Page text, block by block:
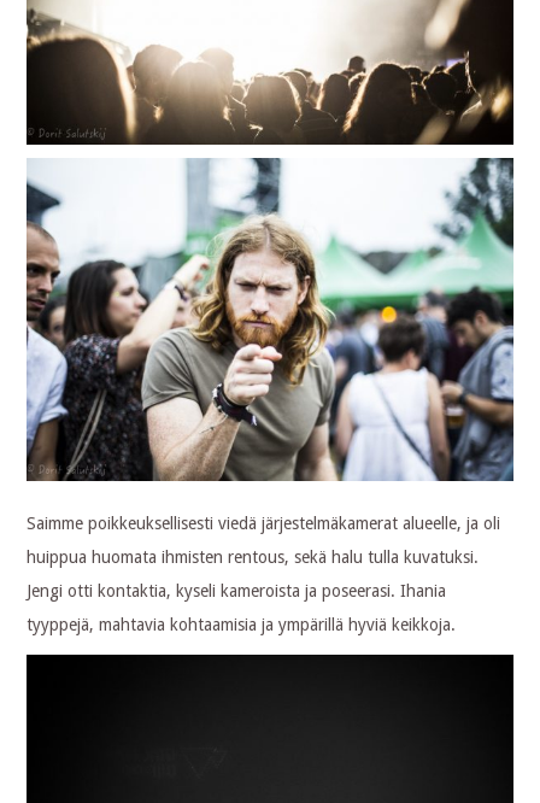
Saimme poikkeuksellisesti viedä järjestelmäkamerat alueelle, ja oli
huippua huomata ihmisten rentous, sekä halu tulla kuvatuksi.
Jengi otti kontaktia, kyseli kameroista ja poseerasi. Ihania
tyyppejä, mahtavia kohtaamisia ja ympärillä hyviä keikkoja.